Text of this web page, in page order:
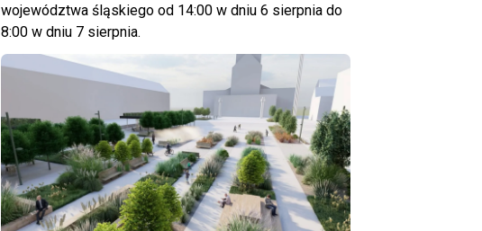
województwa śląskiego od 14:00 w dniu 6 sierpnia do
8:00 w dniu 7 sierpnia.